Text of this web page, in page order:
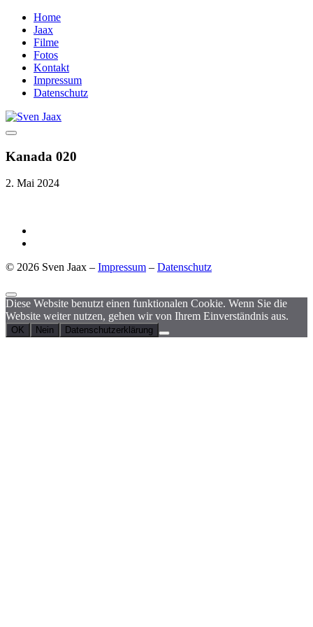
Home
Jaax
Filme
Fotos
Kontakt
Impressum
Datenschutz
Kanada 020
2. Mai 2024
© 2026 Sven Jaax – Impressum – Datenschutz
Diese Website benutzt einen funktionalen Cookie. Wenn Sie die
Website weiter nutzen, gehen wir von Ihrem Einverständnis aus.
OK Nein Datenschutzerklärung